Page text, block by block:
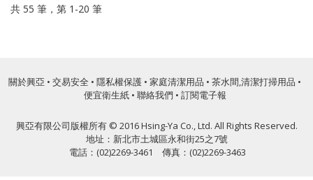
共 55 筆，第 1-20 筆
關於興亞 • 交易安全 • 隱私權保護 • 家庭清潔用品 • 茶水間,清潔打掃用品 •
便宜衛生紙 • 聯絡我們 • 訂閱電子報
興亞有限公司版權所有 © 2016 Hsing-Ya Co., Ltd. All Rights Reserved.
地址：新北市土城區永和街25之7號
電話：(02)2269-3461 傳真：(02)2269-3463